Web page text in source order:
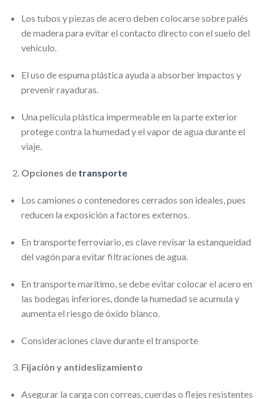
Los tubos y piezas de acero deben colocarse sobre palés
de madera para evitar el contacto directo con el suelo del
vehículo.
El uso de espuma plástica ayuda a absorber impactos y
prevenir rayaduras.
Una película plástica impermeable en la parte exterior
protege contra la humedad y el vapor de agua durante el
viaje.
Opciones de transporte
Los camiones o contenedores cerrados son ideales, pues
reducen la exposición a factores externos.
En transporte ferroviario, es clave revisar la estanqueidad
del vagón para evitar filtraciones de agua.
En transporte marítimo, se debe evitar colocar el acero en
las bodegas inferiores, donde la humedad se acumula y
aumenta el riesgo de óxido blanco.
Consideraciones clave durante el transporte
Fijación y antideslizamiento
Asegurar la carga con correas, cuerdas o flejes resistentes